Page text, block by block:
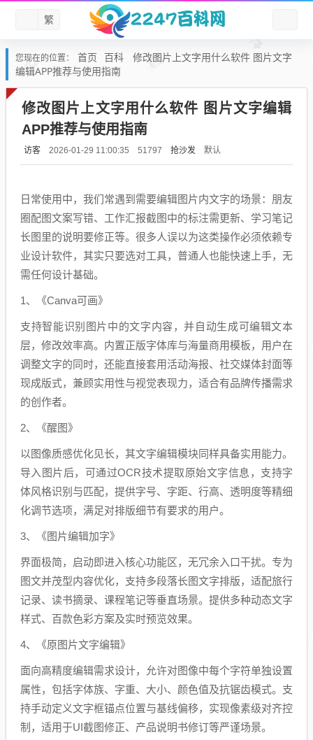
繁
您现在的位置： 首页 百科
修改图片上文字用什么软件 图片文字
编辑APP推荐与使用指南
修改图片上文字用什么软件 图片文字编辑
APP推荐与使用指南
访客 2026-01-29 11:00:35 51797 抢沙发 默认
日常使用中，我们常遇到需要编辑图片内文字的场景：朋友
圈配图文案写错、工作汇报截图中的标注需更新、学习笔记
长图里的说明要修正等。很多人误以为这类操作必须依赖专
业设计软件，其实只要选对工具，普通人也能快速上手，无
需任何设计基础。
1、《Canva可画》
支持智能识别图片中的文字内容，并自动生成可编辑文本
层，修改效率高。内置正版字体库与海量商用模板，用户在
调整文字的同时，还能直接套用活动海报、社交媒体封面等
现成版式，兼顾实用性与视觉表现力，适合有品牌传播需求
的创作者。
2、《醒图》
以图像质感优化见长，其文字编辑模块同样具备实用能力。
导入图片后，可通过OCR技术提取原始文字信息，支持字
体风格识别与匹配，提供字号、字距、行高、透明度等精细
化调节选项，满足对排版细节有要求的用户。
3、《图片编辑加字》
界面极简，启动即进入核心功能区，无冗余入口干扰。专为
图文并茂型内容优化，支持多段落长图文字排版，适配旅行
记录、读书摘录、课程笔记等垂直场景。提供多种动态文字
样式、百款色彩方案及实时预览效果。
4、《原图片文字编辑》
面向高精度编辑需求设计，允许对图像中每个字符单独设置
属性，包括字体族、字重、大小、颜色值及抗锯齿模式。支
持手动定义文字框锚点位置与基线偏移，实现像素级对齐控
制，适用于UI截图修正、产品说明书修订等严谨场景。